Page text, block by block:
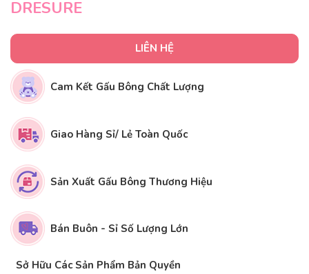
DRESURE
LIÊN HỆ
Cam Kết Gấu Bông Chất Lượng
Giao Hàng Sỉ/ Lẻ Toàn Quốc
Sản Xuất Gấu Bông Thương Hiệu
Bán Buôn - Sỉ Số Lượng Lớn
Sở Hữu Các Sản Phẩm Bản Quyền